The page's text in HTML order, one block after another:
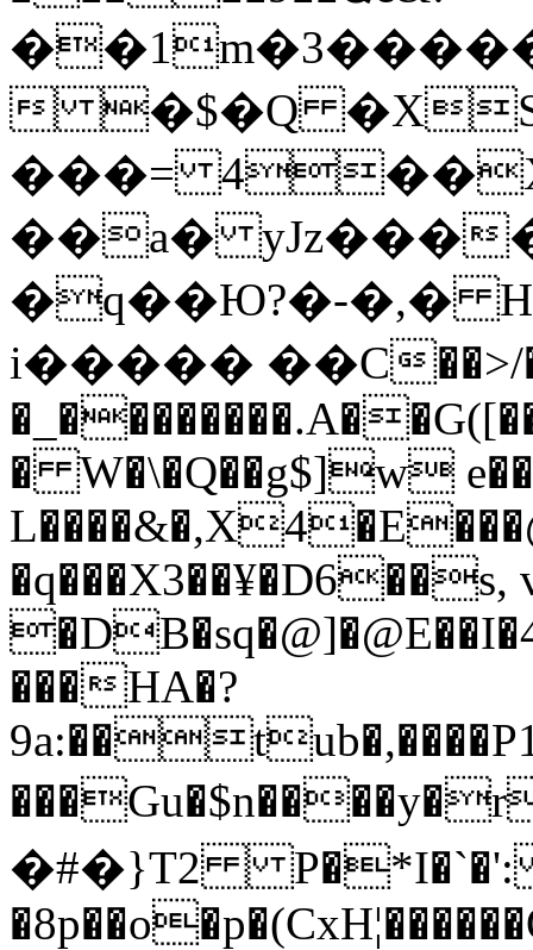
�$�Q
���=
��a� yJz���
�q��Ю?�-�,�
і����� ��C��>/�
�_��������.A��G(
� W�\�Q��g$]w
���HA�?
�#�}T2 P�*I�`�':